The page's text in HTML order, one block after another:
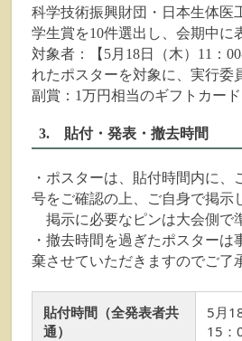
科学技術振興財団・日本生体医
学生賞を10件選出し、会期中に
対象者：【5月18日（木）11：
れたポスターを対象に、実行委
副賞：1万円相当のギフトカード
3. 貼付・発表・撤去時間
・ポスターは、貼付時間内に、
号をご確認の上、ご自身で掲示
掲示に必要なピンは大会側で
・撤去時間を過ぎたポスターは
棄させていただきますのでご了
貼付時間（全発表者共
通）
5月
15：